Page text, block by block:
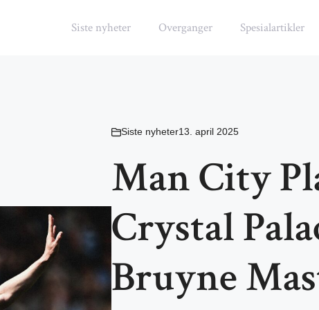
Siste nyheter Overganger Spesialartikler
Siste nyheter13. april 2025
Man City
Crystal
Bruyne